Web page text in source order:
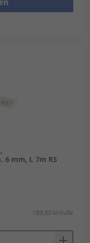
mm, L 7m RS
189,80 kr/rulle